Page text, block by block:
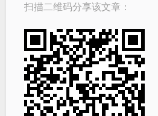
扫描二维码分享该文章：